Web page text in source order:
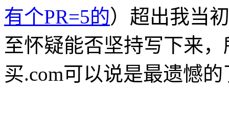
有个PR=5的）超出我当
至怀疑能否坚持写下来
买.com可以说是最遗憾的